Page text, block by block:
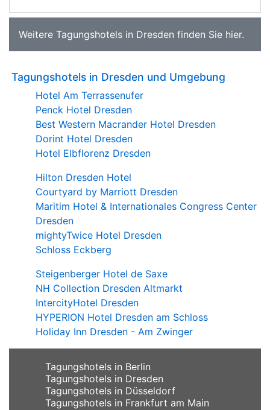
Weitere Tagungshotels in Dresden finden Sie hier.
Tagungshotels in Dresden und Umgebung
Hotel Am Terrassenufer
Penck Hotel Dresden
Best Western Macrander Hotel Dresden
Dorint Hotel Dresden
Hotel Elbflorenz Dresden
Hilton Dresden Hotel
Courtyard by Marriott Dresden
Maritim Hotel & Internationales Congress Center
Dresden
mightyTwice Hotel Dresden
Schloss Eckberg
Steigenberger Hotel de Saxe
NH Collection Dresden Altmarkt
IntercityHotel Dresden
HYPERION Hotel Dresden am Schloss
Holiday Inn Dresden - Am Zwinger
Tagungshotels in Berlin
Tagungshotels in Dresden
Tagungshotels in Düsseldorf
Tagungshotels in Frankfurt am Main